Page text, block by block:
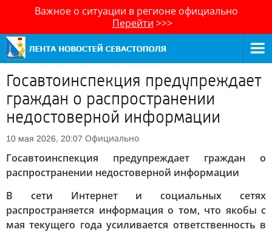
Важное о ситуации в регионе официально
Перейти >>>
Госавтоинспекция предупреждает
граждан о распространении
недостоверной информации
10 мая 2026, 20:07 Официально
Госавтоинспекция предупреждает граждан о
распространении недостоверной информации
В сети Интернет и социальных сетях
распространяется информация о том, что якобы с
мая текущего года усиливается ответственность в